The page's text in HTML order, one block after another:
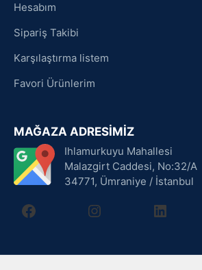
Hesabım
Sipariş Takibi
Karşılaştırma listem
Favori Ürünlerim
MAĞAZA ADRESİMİZ
Ihlamurkuyu Mahallesi
Malazgirt Caddesi, No:32/A
34771, Ümraniye / İstanbul
facebookinstagramlinkedin